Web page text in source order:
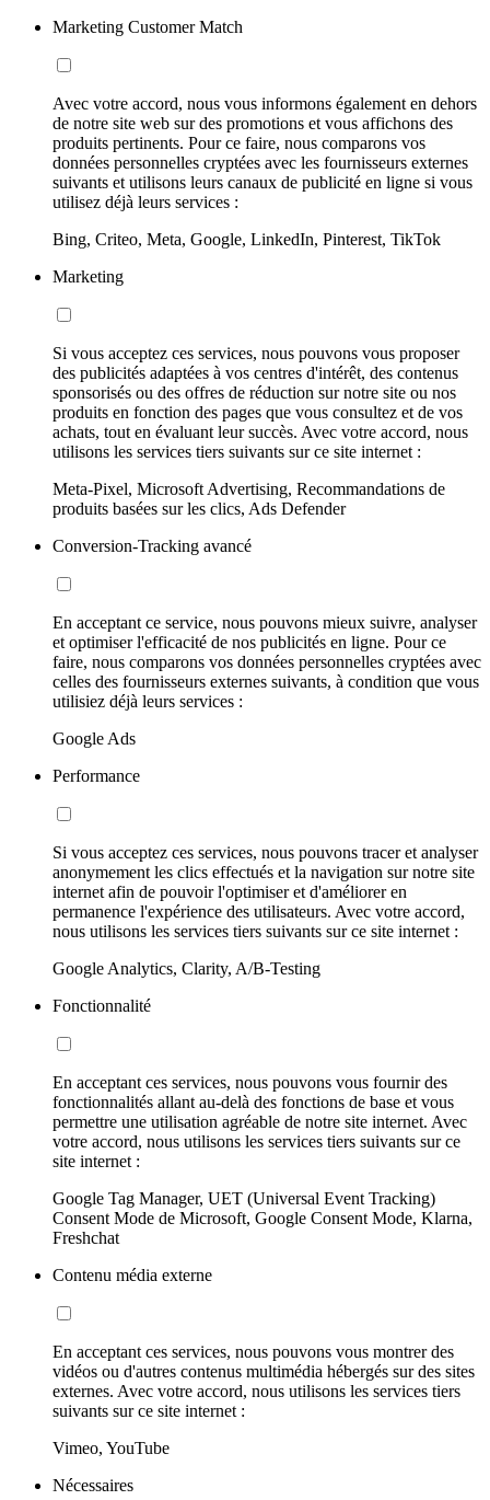
Marketing Customer Match
Avec votre accord, nous vous informons également en dehors
de notre site web sur des promotions et vous affichons des
produits pertinents. Pour ce faire, nous comparons vos
données personnelles cryptées avec les fournisseurs externes
suivants et utilisons leurs canaux de publicité en ligne si vous
utilisez déjà leurs services :
Bing, Criteo, Meta, Google, LinkedIn, Pinterest, TikTok
Marketing
Si vous acceptez ces services, nous pouvons vous proposer
des publicités adaptées à vos centres d'intérêt, des contenus
sponsorisés ou des offres de réduction sur notre site ou nos
produits en fonction des pages que vous consultez et de vos
achats, tout en évaluant leur succès. Avec votre accord, nous
utilisons les services tiers suivants sur ce site internet :
Meta-Pixel, Microsoft Advertising, Recommandations de
produits basées sur les clics, Ads Defender
Conversion-Tracking avancé
En acceptant ce service, nous pouvons mieux suivre, analyser
et optimiser l'efficacité de nos publicités en ligne. Pour ce
faire, nous comparons vos données personnelles cryptées avec
celles des fournisseurs externes suivants, à condition que vous
utilisiez déjà leurs services :
Google Ads
Performance
Si vous acceptez ces services, nous pouvons tracer et analyser
anonymement les clics effectués et la navigation sur notre site
internet afin de pouvoir l'optimiser et d'améliorer en
permanence l'expérience des utilisateurs. Avec votre accord,
nous utilisons les services tiers suivants sur ce site internet :
Google Analytics, Clarity, A/B-Testing
Fonctionnalité
En acceptant ces services, nous pouvons vous fournir des
fonctionnalités allant au-delà des fonctions de base et vous
permettre une utilisation agréable de notre site internet. Avec
votre accord, nous utilisons les services tiers suivants sur ce
site internet :
Google Tag Manager, UET (Universal Event Tracking)
Consent Mode de Microsoft, Google Consent Mode, Klarna,
Freshchat
Contenu média externe
En acceptant ces services, nous pouvons vous montrer des
vidéos ou d'autres contenus multimédia hébergés sur des sites
externes. Avec votre accord, nous utilisons les services tiers
suivants sur ce site internet :
Vimeo, YouTube
Nécessaires